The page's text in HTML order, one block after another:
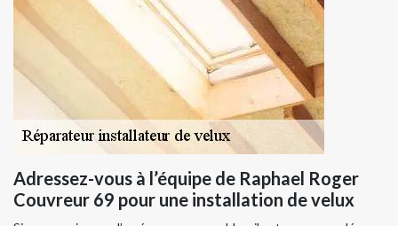
Adressez-vous à l’équipe de Raphael Roger
Couvreur 69 pour une installation de velux